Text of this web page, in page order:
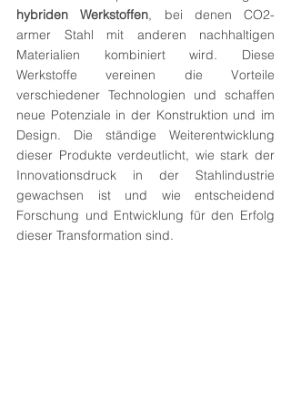
hybriden Werkstoffen, bei denen CO2-
armer Stahl mit anderen nachhaltigen
Materialien kombiniert wird. Diese
Werkstoffe vereinen die Vorteile
verschiedener Technologien und schaffen
neue Potenziale in der Konstruktion und im
Design. Die ständige Weiterentwicklung
dieser Produkte verdeutlicht, wie stark der
Innovationsdruck in der Stahlindustrie
gewachsen ist und wie entscheidend
Forschung und Entwicklung für den Erfolg
dieser Transformation sind.